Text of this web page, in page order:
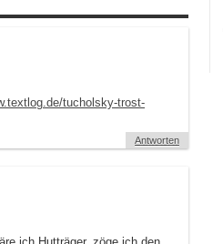
tucholsky-trost-
Antworten